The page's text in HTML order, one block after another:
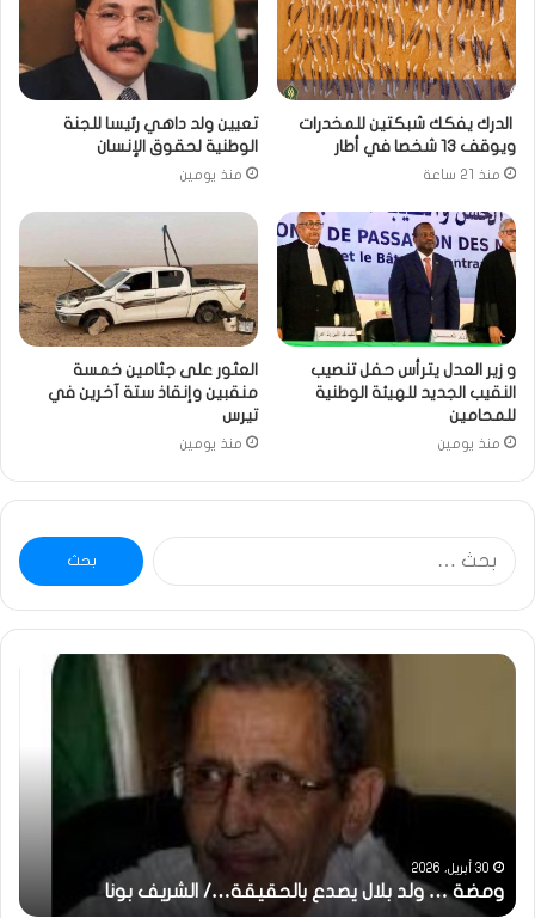
الدرك يفكك شبكتين للمخدرات
ويوقف 13 شخصا في أطار
منذ 21 ساعة
تعيين ولد داهي رئيسا للجنة
الوطنية لحقوق الإنسان
منذ يومين
و زير العدل يترأس حفل تنصيب
النقيب الجديد للهيئة الوطنية
للمحامين
منذ يومين
العثور على جثامين خمسة
منقبين وإنقاذ ستة آخرين في
تيرس
منذ يومين
البحث
عن:
الشريف بونا
خاطرة
:
خاصة
لكم
الشيخ
محمد
خاطرة : تحية تقدير خاصة